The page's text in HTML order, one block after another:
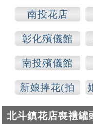
南投花店
彰化殯儀館
南投殯儀館
新娘捧花(拍
北斗鎮花店喪禮罐